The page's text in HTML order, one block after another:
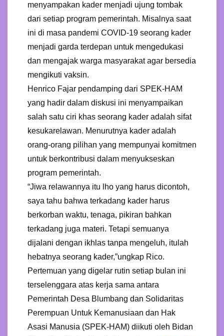
menyampakan kader menjadi ujung tombak
dari setiap program pemerintah. Misalnya saat
ini di masa pandemi COVID-19 seorang kader
menjadi garda terdepan untuk mengedukasi
dan mengajak warga masyarakat agar bersedia
mengikuti vaksin.
Henrico Fajar pendamping dari SPEK-HAM
yang hadir dalam diskusi ini menyampaikan
salah satu ciri khas seorang kader adalah sifat
kesukarelawan. Menurutnya kader adalah
orang-orang pilihan yang mempunyai komitmen
untuk berkontribusi dalam menyukseskan
program pemerintah.
“Jiwa relawannya itu lho yang harus dicontoh,
saya tahu bahwa terkadang kader harus
berkorban waktu, tenaga, pikiran bahkan
terkadang juga materi. Tetapi semuanya
dijalani dengan ikhlas tanpa mengeluh, itulah
hebatnya seorang kader,”ungkap Rico.
Pertemuan yang digelar rutin setiap bulan ini
terselenggara atas kerja sama antara
Pemerintah Desa Blumbang dan Solidaritas
Perempuan Untuk Kemanusiaan dan Hak
Asasi Manusia (SPEK-HAM) diikuti oleh Bidan